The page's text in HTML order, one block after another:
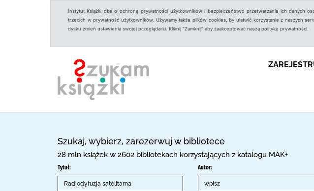
Instytut Książki dba o ochronę prywatności użytkowników i bezpieczeństwo przetwarzania ich danych
trzecich w prywatność użytkowników. Używamy także plików cookies, by ułatwić korzystanie z naszych
dysku zmień ustawienia swojej przeglądarki. Kliknij "Zamknij" aby zaakceptować naszą politykę prywatności.
Szukaj, wybierz, zarezerwuj w bibliotece
28 mln książek w 2602 bibliotekach korzystających z katalogu MAK+
Tytuł: Autor: